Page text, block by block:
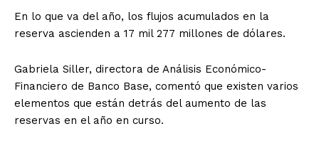
En lo que va del año, los flujos acumulados en la
reserva ascienden a 17 mil 277 millones de dólares.
Gabriela Siller, directora de Análisis Económico-
Financiero de Banco Base, comentó que existen varios
elementos que están detrás del aumento de las
reservas en el año en curso.